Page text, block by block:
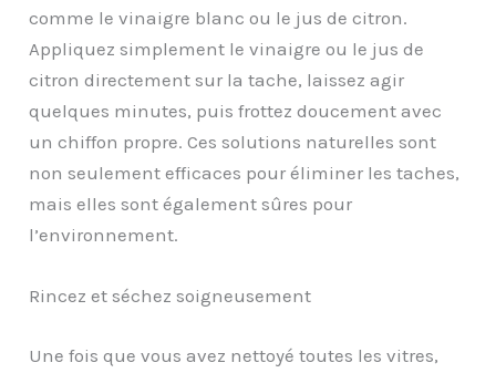
comme le vinaigre blanc ou le jus de citron.
Appliquez simplement le vinaigre ou le jus de
citron directement sur la tache, laissez agir
quelques minutes, puis frottez doucement avec
un chiffon propre. Ces solutions naturelles sont
non seulement efficaces pour éliminer les taches,
mais elles sont également sûres pour
l’environnement.
Rincez et séchez soigneusement
Une fois que vous avez nettoyé toutes les vitres,